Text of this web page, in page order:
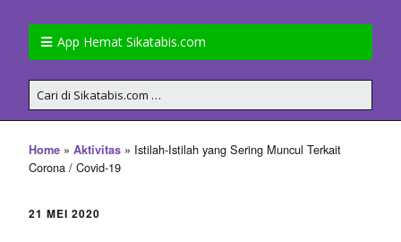
App Hemat Sikatabis.com
Home » Aktivitas » Istilah-Istilah yang Sering Muncul Terkait
Corona / Covid-19
21 MEI 2020